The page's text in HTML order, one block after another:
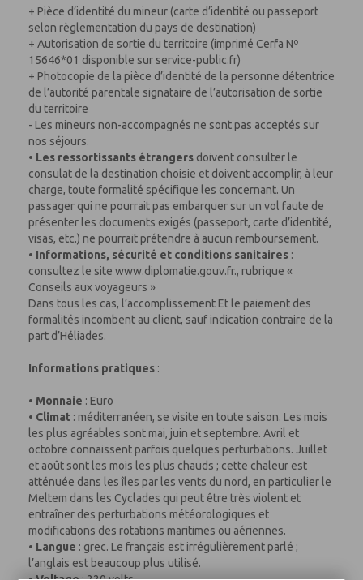
+ Pièce d’identité du mineur (carte d’identité ou passeport
selon règlementation du pays de destination)
+ Autorisation de sortie du territoire (imprimé Cerfa Nº
15646*01 disponible sur service-public.fr)
+ Photocopie de la pièce d’identité de la personne détentrice
de l’autorité parentale signataire de l’autorisation de sortie
du territoire
- Les mineurs non-accompagnés ne sont pas acceptés sur
nos séjours.
• Les ressortissants étrangers doivent consulter le
consulat de la destination choisie et doivent accomplir, à leur
charge, toute formalité spécifique les concernant. Un
passager qui ne pourrait pas embarquer sur un vol faute de
présenter les documents exigés (passeport, carte d’identité,
visas, etc.) ne pourrait prétendre à aucun remboursement.
• Informations, sécurité et conditions sanitaires :
consultez le site www.diplomatie.gouv.fr., rubrique «
Conseils aux voyageurs »
Dans tous les cas, l’accomplissement Et le paiement des
formalités incombent au client, sauf indication contraire de la
part d’Héliades.
Informations pratiques :
• Monnaie : Euro
• Climat : méditerranéen, se visite en toute saison. Les mois
les plus agréables sont mai, juin et septembre. Avril et
octobre connaissent parfois quelques perturbations. Juillet
et août sont les mois les plus chauds ; cette chaleur est
atténuée dans les îles par les vents du nord, en particulier le
Meltem dans les Cyclades qui peut être très violent et
entraîner des perturbations météorologiques et
modifications des rotations maritimes ou aériennes.
• Langue : grec. Le français est irrégulièrement parlé ;
l’anglais est beaucoup plus utilisé.